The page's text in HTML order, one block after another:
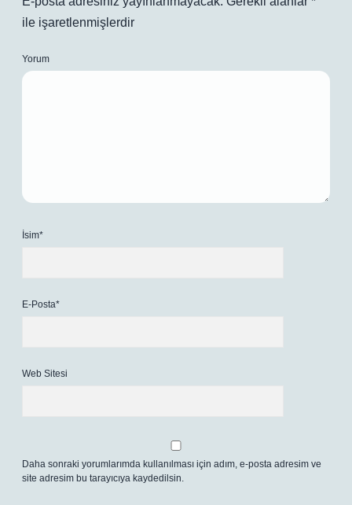
ile işaretlenmişlerdir
Yorum
İsim*
E-Posta*
Web Sitesi
Daha sonraki yorumlarımda kullanılması için adım, e-posta adresim ve
site adresim bu tarayıcıya kaydedilsin.